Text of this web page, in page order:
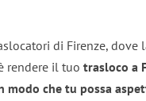
di Firenze, dove
rendere il tuo trasloco a
modo che tu possa